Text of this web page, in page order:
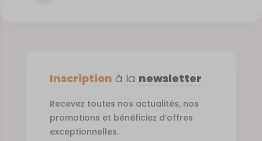
Inscription à la newsletter
Recevez toutes nos actualités, nos
promotions et bénéficiez d’offres
exceptionnelles.